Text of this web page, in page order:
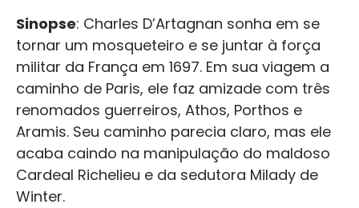
Sinopse: Charles D’Artagnan sonha em se
tornar um mosqueteiro e se juntar à força
militar da França em 1697. Em sua viagem a
caminho de Paris, ele faz amizade com três
renomados guerreiros, Athos, Porthos e
Aramis. Seu caminho parecia claro, mas ele
acaba caindo na manipulação do maldoso
Cardeal Richelieu e da sedutora Milady de
Winter.